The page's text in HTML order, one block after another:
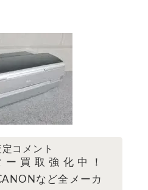
コメント
買取強化中！
など全メーカ